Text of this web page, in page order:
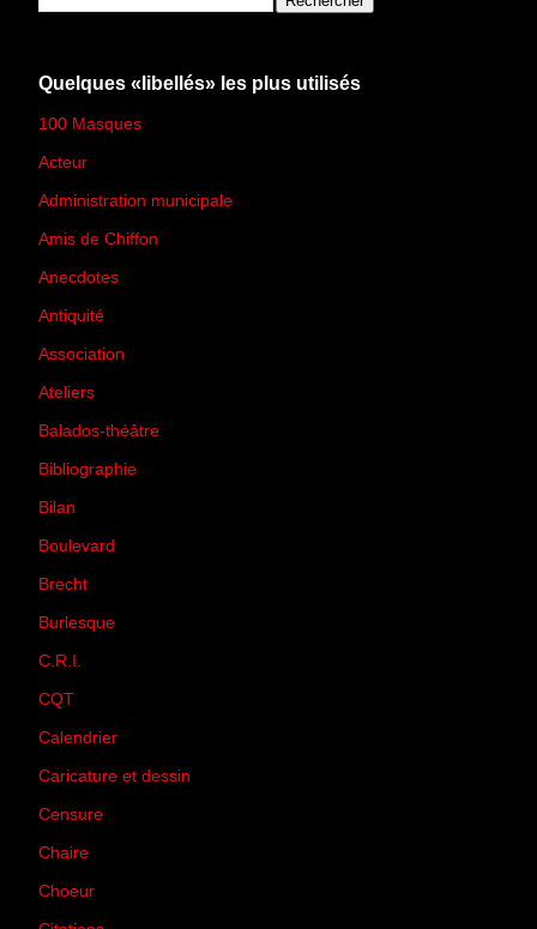
Quelques «libellés» les plus utilisés
100 Masques
Acteur
Administration municipale
Amis de Chiffon
Anecdotes
Antiquité
Association
Ateliers
Balados-théâtre
Bibliographie
Bilan
Boulevard
Brecht
Burlesque
C.R.I.
CQT
Calendrier
Caricature et dessin
Censure
Chaire
Choeur